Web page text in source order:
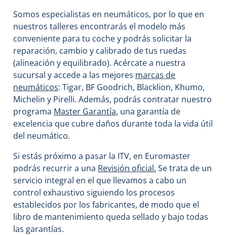
Somos especialistas en neumáticos, por lo que en
nuestros talleres encontrarás el modelo más
conveniente para tu coche y podrás solicitar la
reparación, cambio y calibrado de tus ruedas
(alineación y equilibrado). Acércate a nuestra
sucursal y accede a las mejores marcas de
neumáticos: Tigar, BF Goodrich, Blacklion, Khumo,
Michelin y Pirelli. Además, podrás contratar nuestro
programa Master Garantía, una garantía de
excelencia que cubre daños durante toda la vida útil
del neumático.
Si estás próximo a pasar la ITV, en Euromaster
podrás recurrir a una Revisión oficial. Se trata de un
servicio integral en el que llevamos a cabo un
control exhaustivo siguiendo los procesos
establecidos por los fabricantes, de modo que el
libro de mantenimiento queda sellado y bajo todas
las garantías.